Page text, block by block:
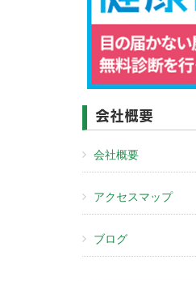
会社概要
会社概要
アクセスマップ
ブログ